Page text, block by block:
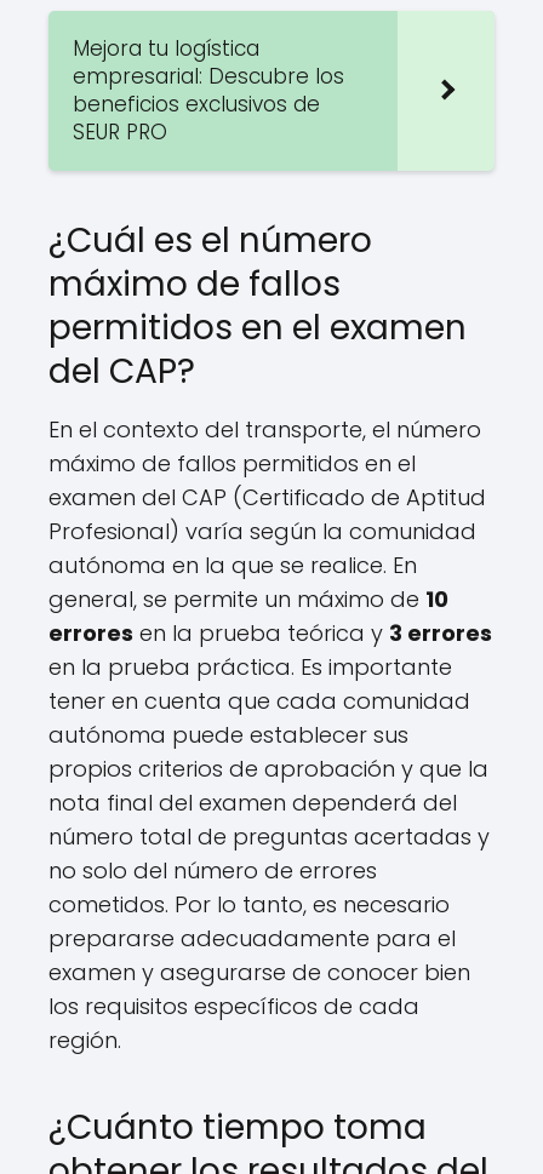
Mejora tu logística
empresarial: Descubre los
beneficios exclusivos de
SEUR PRO
¿Cuál es el número
máximo de fallos
permitidos en el examen
del CAP?
En el contexto del transporte, el número
máximo de fallos permitidos en el
examen del CAP (Certificado de Aptitud
Profesional) varía según la comunidad
autónoma en la que se realice. En
general, se permite un máximo de 10
errores en la prueba teórica y 3 errores
en la prueba práctica. Es importante
tener en cuenta que cada comunidad
autónoma puede establecer sus
propios criterios de aprobación y que la
nota final del examen dependerá del
número total de preguntas acertadas y
no solo del número de errores
cometidos. Por lo tanto, es necesario
prepararse adecuadamente para el
examen y asegurarse de conocer bien
los requisitos específicos de cada
región.
¿Cuánto tiempo toma